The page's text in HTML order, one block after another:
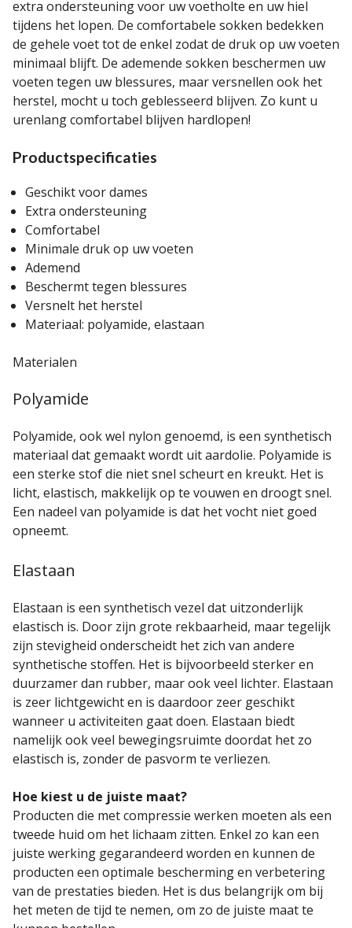
extra ondersteuning voor uw voetholte en uw hiel
tijdens het lopen. De comfortabele sokken bedekken
de gehele voet tot de enkel zodat de druk op uw voeten
minimaal blijft. De ademende sokken beschermen uw
voeten tegen uw blessures, maar versnellen ook het
herstel, mocht u toch geblesseerd blijven. Zo kunt u
urenlang comfortabel blijven hardlopen!
Productspecificaties
Geschikt voor dames
Extra ondersteuning
Comfortabel
Minimale druk op uw voeten
Ademend
Beschermt tegen blessures
Versnelt het herstel
Materiaal: polyamide, elastaan
Materialen
Polyamide
Polyamide, ook wel nylon genoemd, is een synthetisch
materiaal dat gemaakt wordt uit aardolie. Polyamide is
een sterke stof die niet snel scheurt en kreukt. Het is
licht, elastisch, makkelijk op te vouwen en droogt snel.
Een nadeel van polyamide is dat het vocht niet goed
opneemt.
Elastaan
Elastaan is een synthetisch vezel dat uitzonderlijk
elastisch is. Door zijn grote rekbaarheid, maar tegelijk
zijn stevigheid onderscheidt het zich van andere
synthetische stoffen. Het is bijvoorbeeld sterker en
duurzamer dan rubber, maar ook veel lichter. Elastaan
is zeer lichtgewicht en is daardoor zeer geschikt
wanneer u activiteiten gaat doen. Elastaan biedt
namelijk ook veel bewegingsruimte doordat het zo
elastisch is, zonder de pasvorm te verliezen.
Hoe kiest u de juiste maat?
Producten die met compressie werken moeten als een
tweede huid om het lichaam zitten. Enkel zo kan een
juiste werking gegarandeerd worden en kunnen de
producten een optimale bescherming en verbetering
van de prestaties bieden. Het is dus belangrijk om bij
het meten de tijd te nemen, om zo de juiste maat te